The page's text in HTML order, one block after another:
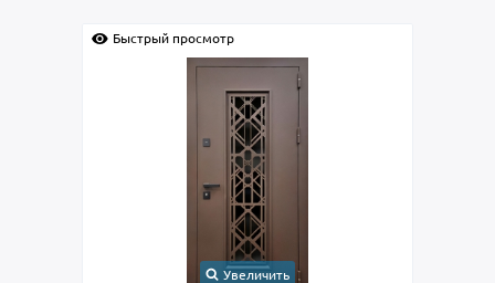
Быстрый просмотр
Увеличить